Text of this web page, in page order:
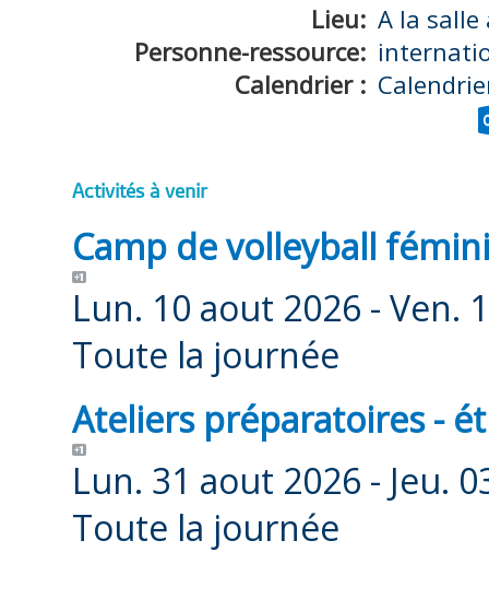
Lieu: A la salle
Personne-ressource:
Calendrier :
Activités à venir
Camp de volleyball
Lun. 10 aout 2026 - Ven.
Toute la journée
Ateliers préparatoires -
Lun. 31 aout 2026 - Jeu.
Toute la journée